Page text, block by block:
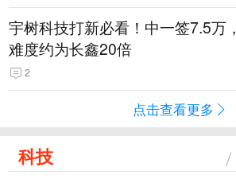
宇树科技打新必看！中一签7.5万，
难度约为长鑫20倍
2
点击查看更多
科技